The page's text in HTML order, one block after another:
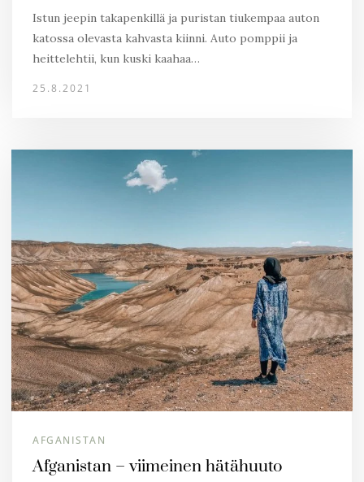
Istun jeepin takapenkillä ja puristan tiukempaa auton
katossa olevasta kahvasta kiinni. Auto pomppii ja
heittelehtii, kun kuski kaahaa…
25.8.2021
AFGANISTAN
Afganistan – viimeinen hätähuuto